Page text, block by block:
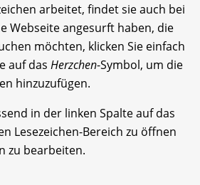
arbeitet, findet sie auch bei
Webseite angesurft haben, die
möchten, klicken Sie einfach
auf das Herzchen-Symbol, um die
hinzuzufügen.
in der linken Spalte auf das
Lesezeichen-Bereich zu öffnen
zu bearbeiten.